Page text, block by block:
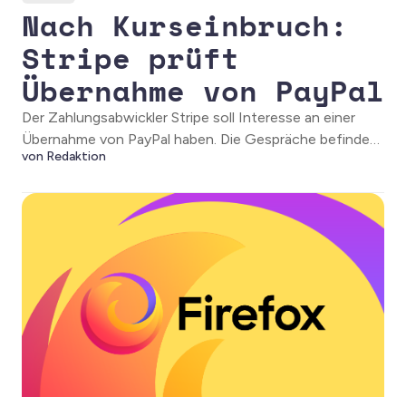
Nach Kurseinbruch:
Stripe prüft
Übernahme von PayPal
Der Zahlungsabwickler Stripe soll Interesse an einer
Übernahme von PayPal haben. Die Gespräche befinden
sich laut einem Medienbericht noch in einem frühen
von Redaktion